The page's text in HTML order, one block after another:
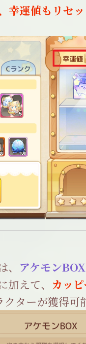
幸運値もリセ
アケモンBOX
えて、 カッ
クターが獲得可